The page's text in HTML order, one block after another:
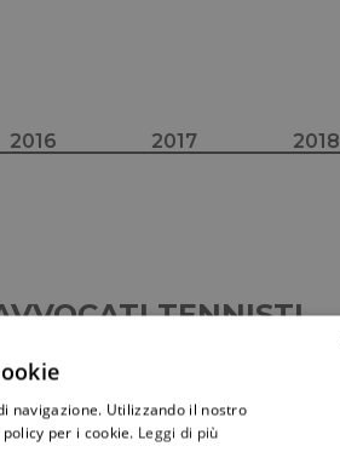
2016 2017 2018
TENNISTI
– 5 settembre 2015
navigazione. Utilizzando il nostro
per i cookie. Leggi di più